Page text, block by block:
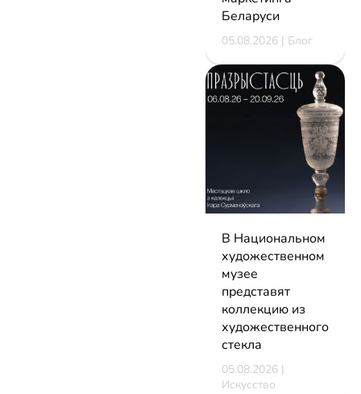
Беларуси
05.08.2026 | Блог
В Национальном
художественном
музее
представят
коллекцию из
художественного
стекла
05.08.2026 |
Искусство